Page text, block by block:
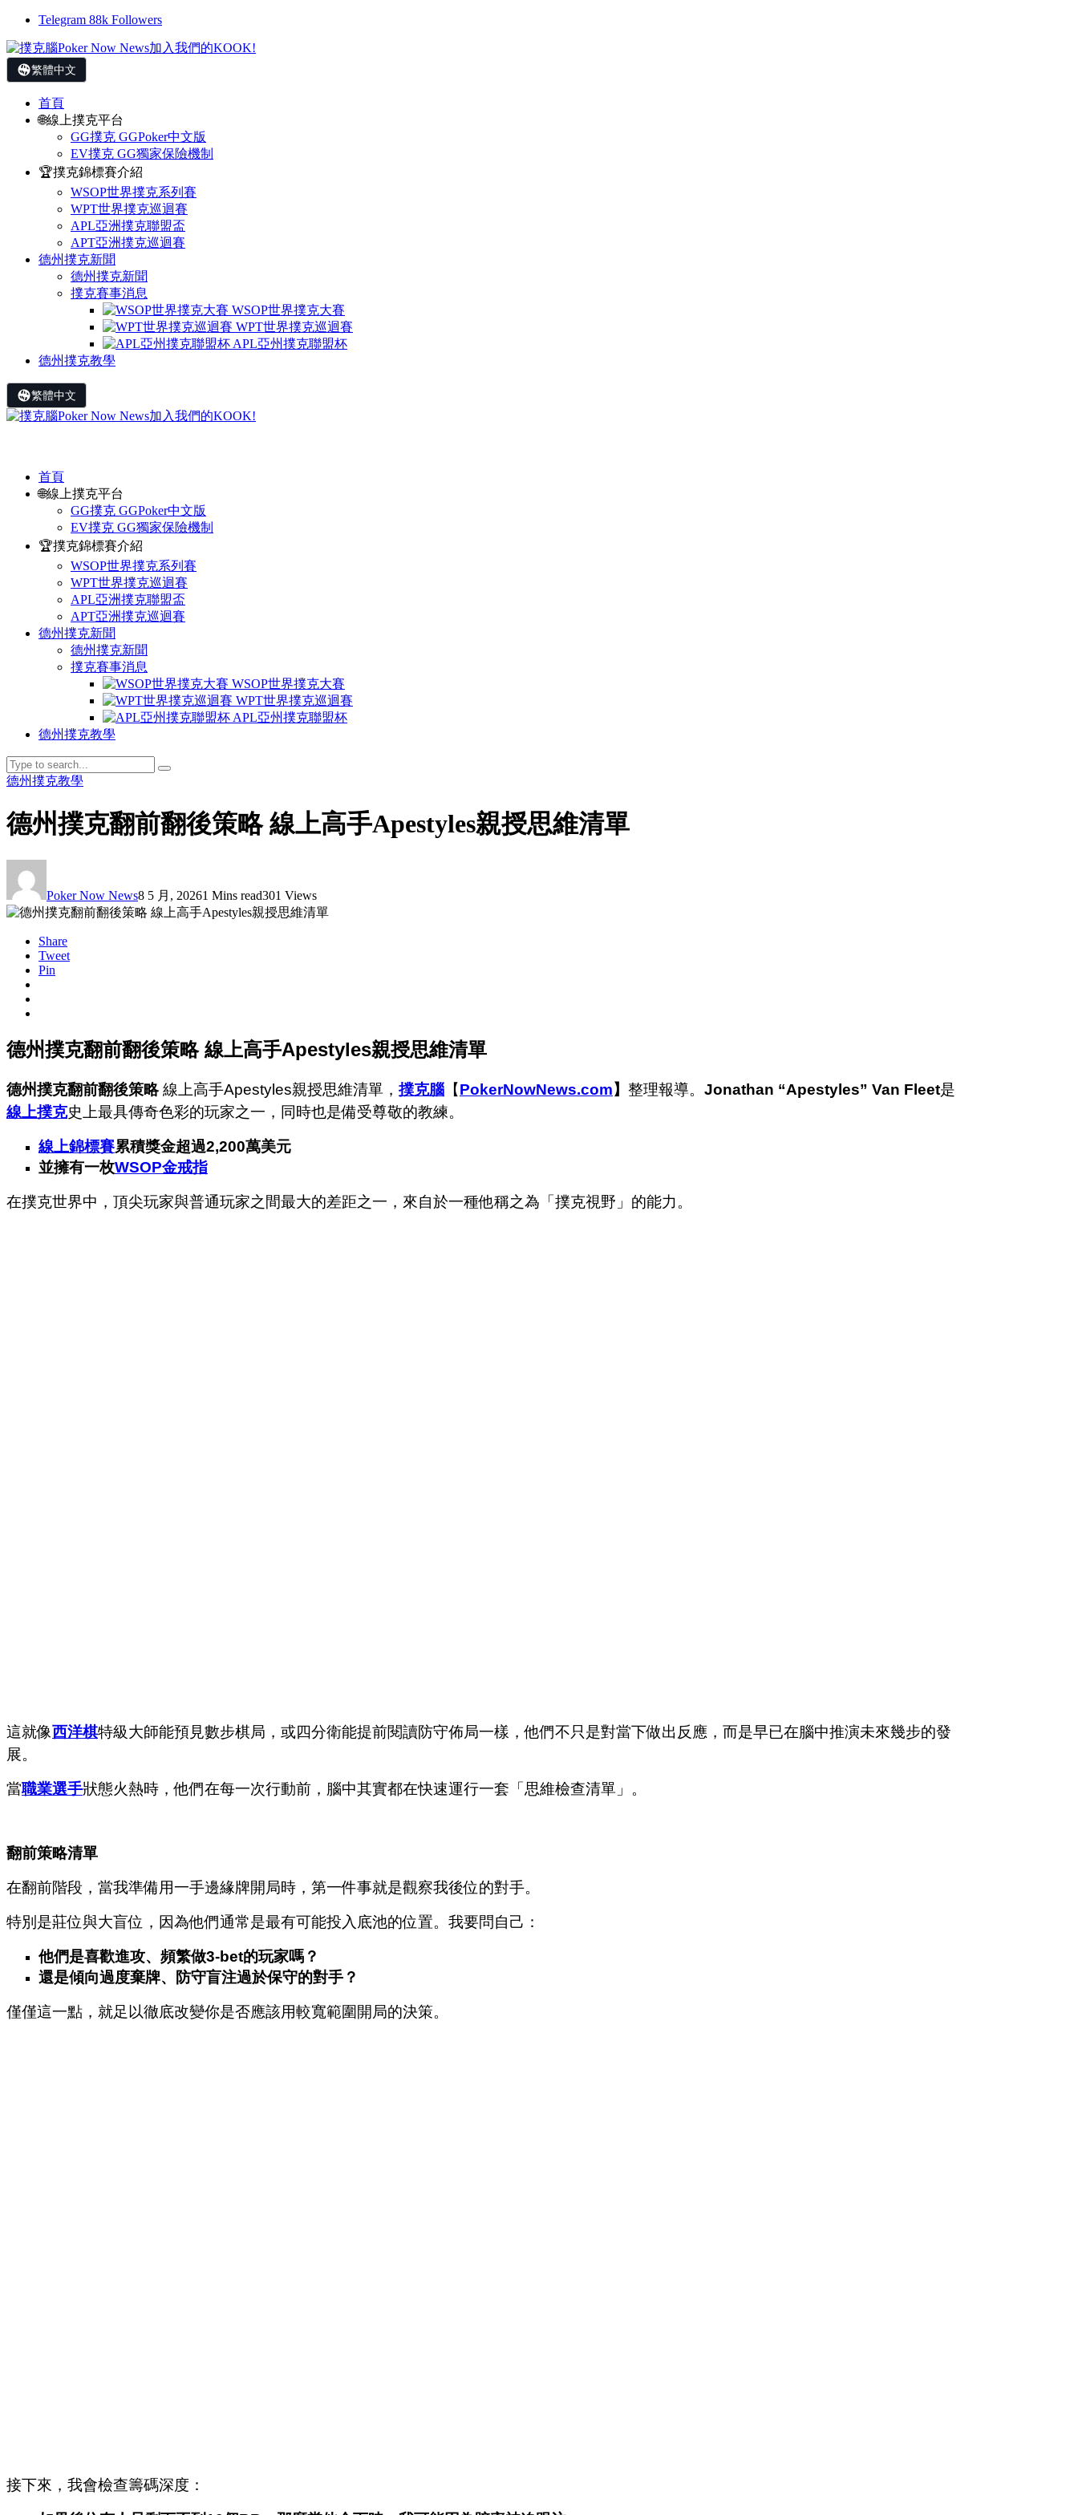
Telegram 88k Followers
繁體中文
首頁
🌐線上撲克平台
GG撲克 GGPoker中文版
EV撲克 GG獨家保險機制
🏆撲克錦標賽介紹
WSOP世界撲克系列賽
WPT世界撲克巡迴賽
APL亞洲撲克聯盟盃
APT亞洲撲克巡迴賽
德州撲克新聞
德州撲克新聞
撲克賽事消息
WSOP世界撲克大賽
WPT世界撲克巡迴賽
APL亞州撲克聯盟杯
德州撲克教學
繁體中文
首頁
🌐線上撲克平台
GG撲克 GGPoker中文版
EV撲克 GG獨家保險機制
🏆撲克錦標賽介紹
WSOP世界撲克系列賽
WPT世界撲克巡迴賽
APL亞洲撲克聯盟盃
APT亞洲撲克巡迴賽
德州撲克新聞
德州撲克新聞
撲克賽事消息
WSOP世界撲克大賽
WPT世界撲克巡迴賽
APL亞州撲克聯盟杯
德州撲克教學
德州撲克教學
德州撲克翻前翻後策略 線上高手Apestyles親授思維清單
Poker Now News8 5 月, 20261 Mins read301 Views
Share
Tweet
Pin
德州撲克翻前翻後策略 線上高手Apestyles親授思維清單
德州撲克翻前翻後策略線上高手Apestyles親授思維清單， 撲克腦 【PokerNowNews.com】 整理報導。 Jonathan “Apestyles” Van Fleet是
線上撲克史上最具傳奇色彩的玩家之一，同時也是備受尊敬的教練。
線上錦標賽累積獎金超過2,200萬美元
並擁有一枚WSOP金戒指
在撲克世界中，頂尖玩家與普通玩家之間最大的差距之一，來自於一種他稱之為「撲克視野」的能力。
這就像西洋棋特級大師能預見數步棋局，或四分衛能提前閱讀防守佈局一樣，他們不只是對當下做出反應，而是早已在腦中推演未來幾步的發
展。
當職業選手狀態火熱時，他們在每一次行動前，腦中其實都在快速運行一套「思維檢查清單」。
翻前策略清單
在翻前階段，當我準備用一手邊緣牌開局時，第一件事就是觀察我後位的對手。
特別是莊位與大盲位，因為他們通常是最有可能投入底池的位置。我要問自己：
他們是喜歡進攻、頻繁做3-bet的玩家嗎？
還是傾向過度棄牌、防守盲注過於保守的對手？
僅僅這一點，就足以徹底改變你是否應該用較寬範圍開局的決策。
接下來，我會檢查籌碼深度：